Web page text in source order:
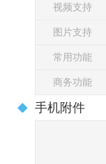
视频支持
图片支持
常用功能
商务功能
手机附件